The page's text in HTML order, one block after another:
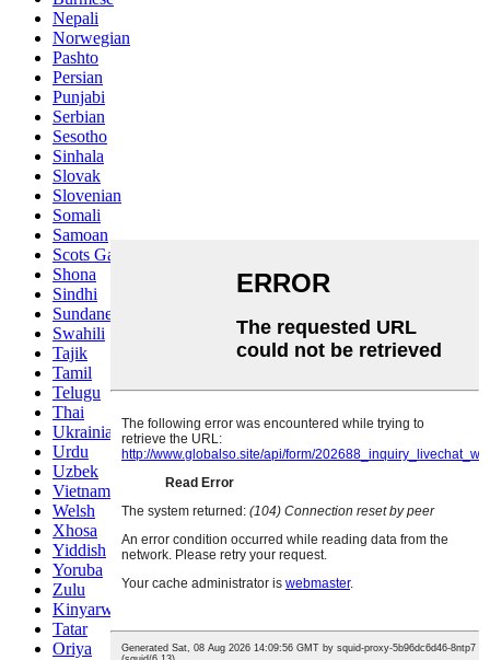
Nepali
Norwegian
Pashto
Persian
Punjabi
Serbian
Sesotho
Sinhala
Slovak
Slovenian
Somali
Samoan
Scots Gaelic
Shona
Sindhi
Sundanese
Swahili
Tajik
Tamil
Telugu
Thai
Ukrainian
Urdu
Uzbek
Vietnamese
Welsh
Xhosa
Yiddish
Yoruba
Zulu
Kinyarwanda
Tatar
Oriya